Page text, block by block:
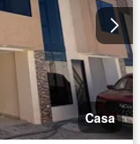
Casa